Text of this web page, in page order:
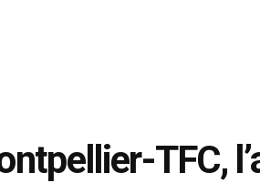
TFC,